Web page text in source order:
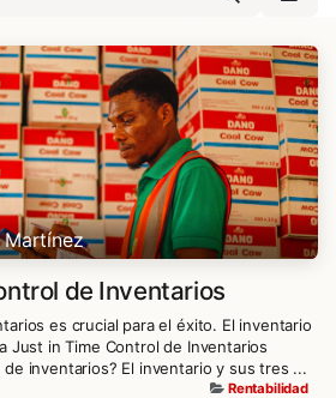
Martínez
de Inventarios
es crucial para el éxito. El inventario
Just in Time Control de Inventarios
inventarios? El inventario y sus tres ...
Rentabilidad